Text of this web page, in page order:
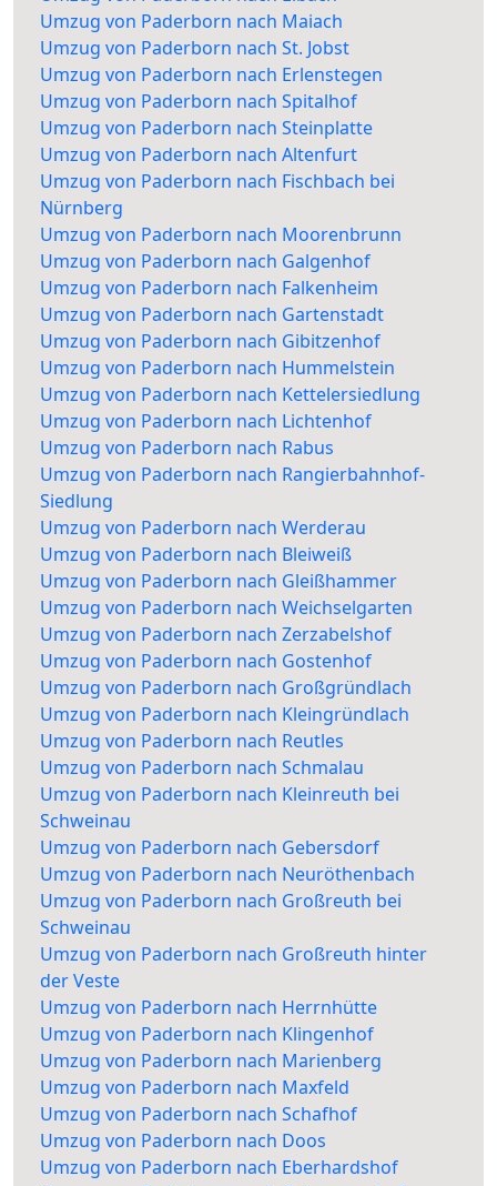
Umzug von Paderborn nach Maiach
Umzug von Paderborn nach St. Jobst
Umzug von Paderborn nach Erlenstegen
Umzug von Paderborn nach Spitalhof
Umzug von Paderborn nach Steinplatte
Umzug von Paderborn nach Altenfurt
Umzug von Paderborn nach Fischbach bei
Nürnberg
Umzug von Paderborn nach Moorenbrunn
Umzug von Paderborn nach Galgenhof
Umzug von Paderborn nach Falkenheim
Umzug von Paderborn nach Gartenstadt
Umzug von Paderborn nach Gibitzenhof
Umzug von Paderborn nach Hummelstein
Umzug von Paderborn nach Kettelersiedlung
Umzug von Paderborn nach Lichtenhof
Umzug von Paderborn nach Rabus
Umzug von Paderborn nach Rangierbahnhof-
Siedlung
Umzug von Paderborn nach Werderau
Umzug von Paderborn nach Bleiweiß
Umzug von Paderborn nach Gleißhammer
Umzug von Paderborn nach Weichselgarten
Umzug von Paderborn nach Zerzabelshof
Umzug von Paderborn nach Gostenhof
Umzug von Paderborn nach Großgründlach
Umzug von Paderborn nach Kleingründlach
Umzug von Paderborn nach Reutles
Umzug von Paderborn nach Schmalau
Umzug von Paderborn nach Kleinreuth bei
Schweinau
Umzug von Paderborn nach Gebersdorf
Umzug von Paderborn nach Neuröthenbach
Umzug von Paderborn nach Großreuth bei
Schweinau
Umzug von Paderborn nach Großreuth hinter
der Veste
Umzug von Paderborn nach Herrnhütte
Umzug von Paderborn nach Klingenhof
Umzug von Paderborn nach Marienberg
Umzug von Paderborn nach Maxfeld
Umzug von Paderborn nach Schafhof
Umzug von Paderborn nach Doos
Umzug von Paderborn nach Eberhardshof